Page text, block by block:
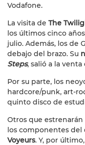
Vodafone.
La visita de The
los últimos cinco
julio. Además, los de
debajo del brazo. Su
Steps, salió a la
Por su parte, los
hardcore/punk, art-
quinto disco de
Otros que estrenarán
los componentes
Voyeurs. Y, por